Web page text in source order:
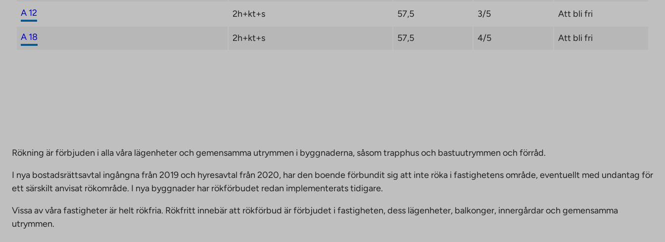
A 12 2h+kt+s 57,5 3/5 Att bli fri
A 18 2h+kt+s 57,5 4/5 Att bli fri
Rökning är förbjuden i alla våra lägenheter och gemensamma utrymmen i byggnaderna, såsom trapphus och bastuutrymmen och förråd.
I nya bostadsrättsavtal ingångna från 2019 och hyresavtal från 2020, har den boende förbundit sig att inte röka i fastighetens område, eventuellt med undantag för
ett särskilt anvisat rökområde. I nya byggnader har rökförbudet redan implementerats tidigare.
Vissa av våra fastigheter är helt rökfria. Rökfritt innebär att rökförbud är förbjudet i fastigheten, dess lägenheter, balkonger, innergårdar och gemensamma
utrymmen.